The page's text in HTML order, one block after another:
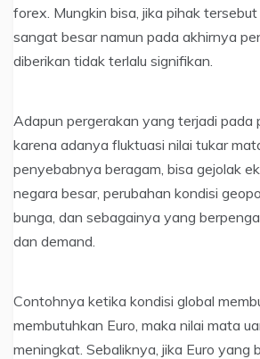
forex. Mungkin bisa, jika pihak
sangat besar namun pada akhirnya
diberikan tidak terlalu signifikan.
Adapun pergerakan yang terjadi pada
karena adanya fluktuasi nilai tukar
penyebabnya beragam, bisa gejolak
negara besar, perubahan kondisi
bunga, dan sebagainya yang
dan demand.
Contohnya ketika kondisi global
membutuhkan Euro, maka nilai mata
meningkat. Sebaliknya, jika Euro yang